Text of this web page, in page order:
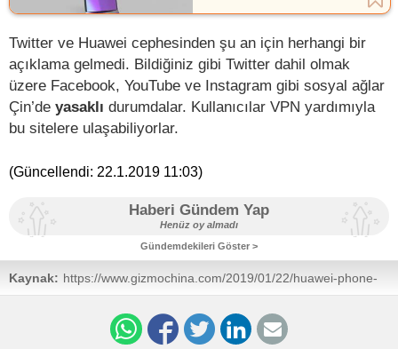
Twitter ve Huawei cephesinden şu an için herhangi bir
açıklama gelmedi. Bildiğiniz gibi Twitter dahil olmak
üzere Facebook, YouTube ve Instagram gibi sosyal ağlar
Çin’de yasaklı durumdalar. Kullanıcılar VPN yardımıyla
bu sitelere ulaşabiliyorlar.
(Güncellendi: 22.1.2019 11:03)
Haberi Gündem Yap
Henüz oy almadı
Gündemdekileri Göster >
Kaynak: https://www.gizmochina.com/2019/01/22/huawei-phone-
deletes-twitter-images-china/